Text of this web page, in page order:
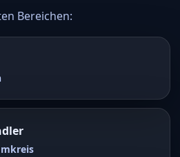
Bereichen: